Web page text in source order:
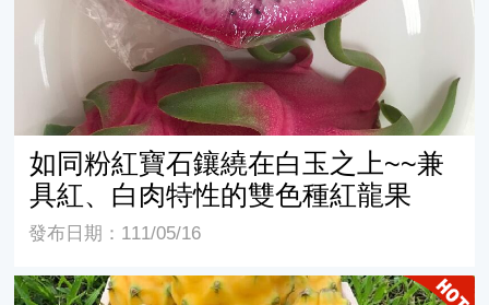
如同粉紅寶石鑲繞在白玉之上~~兼
具紅、白肉特性的雙色種紅龍果
發布日期：111/05/16
批著黃色外衣的仙人掌果-燕窩果